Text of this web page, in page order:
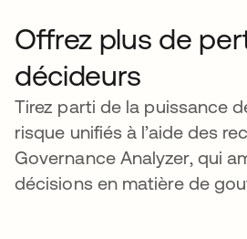
Offrez plus de
décideurs
Tirez parti de la puissance
risque unifiés à l’aide des
Governance Analyzer, qui
décisions en matière de